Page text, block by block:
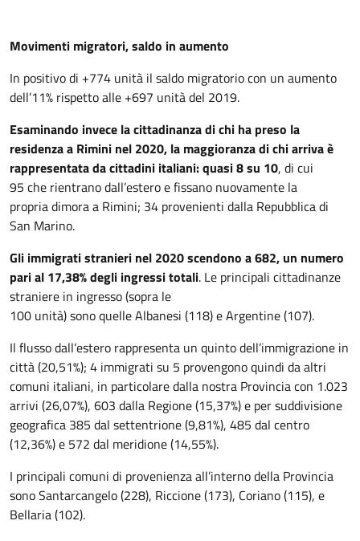
Movimenti migratori, saldo in aumento
In positivo di +774 unità il saldo migratorio con un aumento
dell’11% rispetto alle +697 unità del 2019.
Esaminando invece la cittadinanza di chi ha preso la
residenza a Rimini nel 2020, la maggioranza di chi arriva è
rappresentata da cittadini italiani: quasi 8 su 10, di cui
95 che rientrano dall’estero e fissano nuovamente la
propria dimora a Rimini; 34 provenienti dalla Repubblica di
San Marino.
Gli immigrati stranieri nel 2020 scendono a 682, un numero
pari al 17,38% degli ingressi totali. Le principali cittadinanze
straniere in ingresso (sopra le
100 unità) sono quelle Albanesi (118) e Argentine (107).
Il flusso dall’estero rappresenta un quinto dell’immigrazione in
città (20,51%); 4 immigrati su 5 provengono quindi da altri
comuni italiani, in particolare dalla nostra Provincia con 1.023
arrivi (26,07%), 603 dalla Regione (15,37%) e per suddivisione
geografica 385 dal settentrione (9,81%), 485 dal centro
(12,36%) e 572 dal meridione (14,55%).
I principali comuni di provenienza all’interno della Provincia
sono Santarcangelo (228), Riccione (173), Coriano (115), e
Bellaria (102).